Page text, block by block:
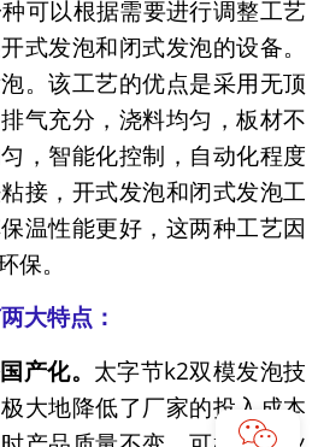
可以根据需要进行调整工艺
式发泡和闭式发泡的设备。
。该工艺的优点是采用无顶
气充分，浇料均匀，板材不
，智能化控制，自动化程度
接，开式发泡和闭式发泡工
温性能更好，这两种工艺因
保。
大特点：
产化。 太字节k2双模发泡技
大地降低了厂家的投入成本